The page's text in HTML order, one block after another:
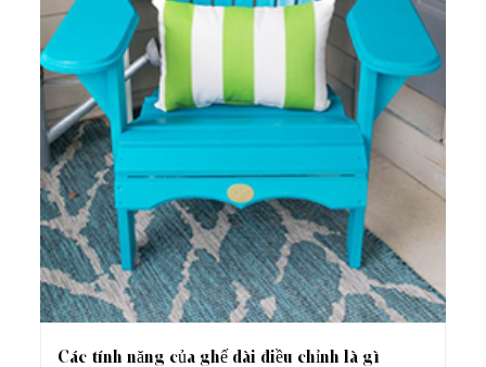
Các tính năng của ghế dài điều chỉnh là gì